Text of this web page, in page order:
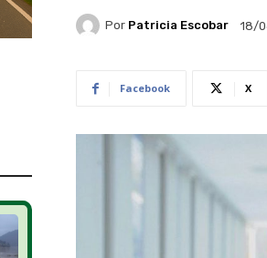
Por Patricia Escobar 18/
Facebook X